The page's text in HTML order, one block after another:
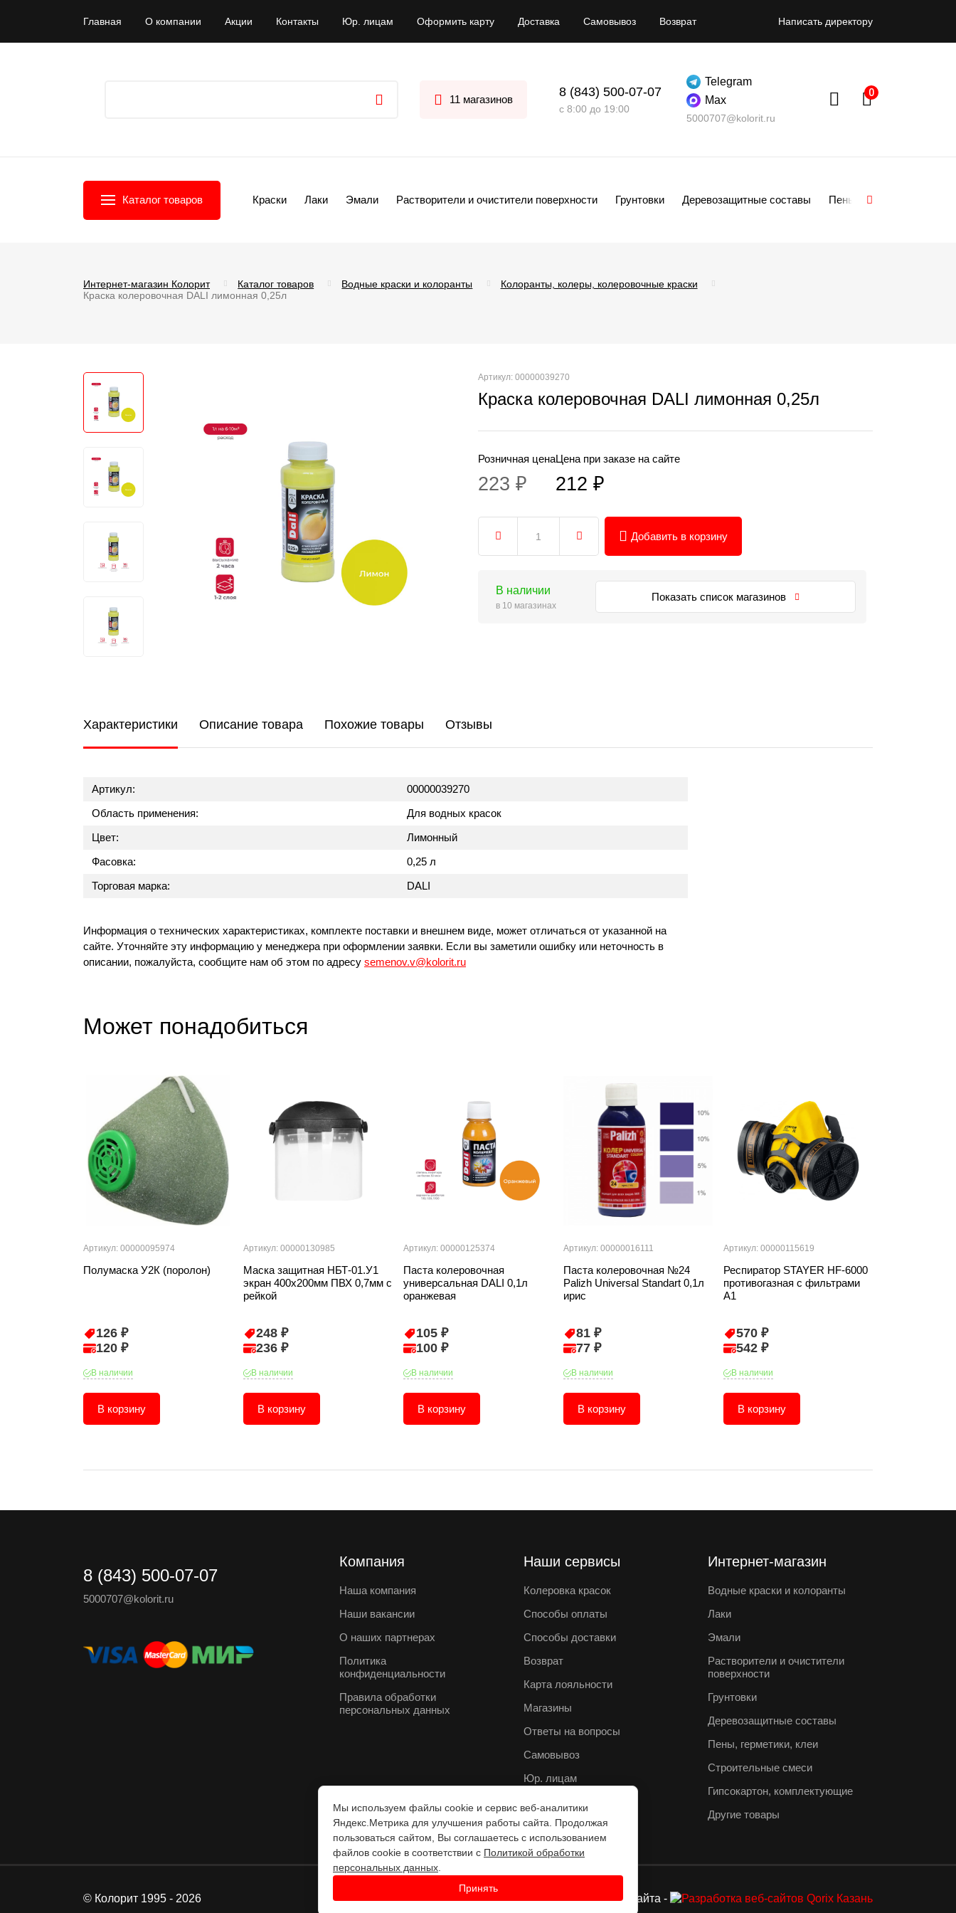
Главная О компании Акции Контакты Юр. лицам Оформить карту Доставка Самовывоз Возврат Написать директору
11 магазинов
8 (843) 500-07-07
с 8:00 до 19:00
Telegram
Max
5000707@kolorit.ru
Каталог товаров Краски Лаки Эмали Растворители и очистители поверхности Грунтовки Деревозащитные составы Пены
Интернет-магазин Колорит Каталог товаров Водные краски и колоранты
Колоранты, колеры, колеровочные краски
Краска колеровочная DALI лимонная 0,25л
Артикул: 00000039270
Краска колеровочная DALI лимонная 0,25л
Розничная цена
223 ₽
Цена при заказе на сайте
212 ₽
Добавить в корзину
В наличии
в 10 магазинах
Показать список магазинов
Характеристики Описание товара Похожие товары Отзывы
Артикул:
00000039270
Область применения:
Для водных красок
Цвет:
Лимонный
Фасовка:
0,25 л
Торговая марка:
DALI
Информация о технических характеристиках, комплекте поставки и внешнем виде, может отличаться от указанной на
сайте. Уточняйте эту информацию у менеджера при оформлении заявки. Если вы заметили ошибку или неточность в
описании, пожалуйста, сообщите нам об этом по адресу semenov.v@kolorit.ru
Может понадобиться
Артикул: 00000095974
Полумаска У2К (поролон)
126 ₽
120 ₽
В наличии
В корзину
Артикул: 00000130985
Маска защитная НБТ-01.У1
экран 400х200мм ПВХ 0,7мм с
рейкой
248 ₽
236 ₽
В наличии
В корзину
Артикул: 00000125374
Паста колеровочная
универсальная DALI 0,1л
оранжевая
105 ₽
100 ₽
В наличии
В корзину
Артикул: 00000016111
Паста колеровочная №24
Palizh Universal Standart 0,1л
ирис
81 ₽
77 ₽
В наличии
В корзину
Артикул: 00000115619
Респиратор STAYER HF-6000
противогазная с фильтрами
А1
570 ₽
542 ₽
В наличии
В корзину
8 (843) 500-07-07
5000707@kolorit.ru
Компания
Наша компания
Наши вакансии
О наших партнерах
Политика
конфиденциальности
Правила обработки
персональных данных
Наши сервисы
Колеровка красок
Способы оплаты
Способы доставки
Возврат
Карта лояльности
Магазины
Ответы на вопросы
Самовывоз
Юр. лицам
Интернет-магазин
Водные краски и колоранты
Лаки
Эмали
Растворители и очистители
поверхности
Грунтовки
Деревозащитные составы
Пены, герметики, клеи
Строительные смеси
Гипсокартон, комплектующие
Другие товары
© Колорит 1995 - 2026 Разработка веб-сайта -
Мы используем файлы cookie и сервис веб-аналитики
Яндекс.Метрика для улучшения работы сайта. Продолжая
пользоваться сайтом, Вы соглашаетесь с использованием
файлов cookie в соответствии с Политикой обработки
персональных данных
Принять